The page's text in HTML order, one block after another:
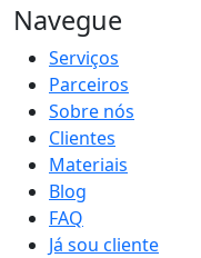
Navegue
Serviços
Parceiros
Sobre nós
Clientes
Materiais
Blog
FAQ
Já sou cliente